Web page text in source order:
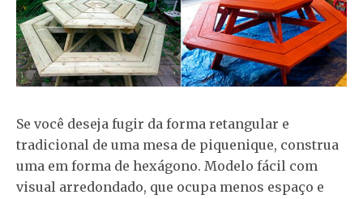
Se você deseja fugir da forma retangular e
tradicional de uma mesa de piquenique, construa
uma em forma de hexágono. Modelo fácil com
visual arredondado, que ocupa menos espaço e